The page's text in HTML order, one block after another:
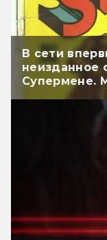
В сети
неизданное
Супермене.